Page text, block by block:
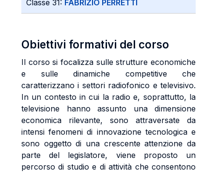
Classe 31: FABRIZIO PERRETTI
Obiettivi formativi del corso
Il corso si focalizza sulle strutture economiche
e sulle dinamiche competitive che
caratterizzano i settori radiofonico e televisivo.
In un contesto in cui la radio e, soprattutto, la
televisione hanno assunto una dimensione
economica rilevante, sono attraversate da
intensi fenomeni di innovazione tecnologica e
sono oggetto di una crescente attenzione da
parte del legislatore, viene proposto un
percorso di studio e di attività che consentono